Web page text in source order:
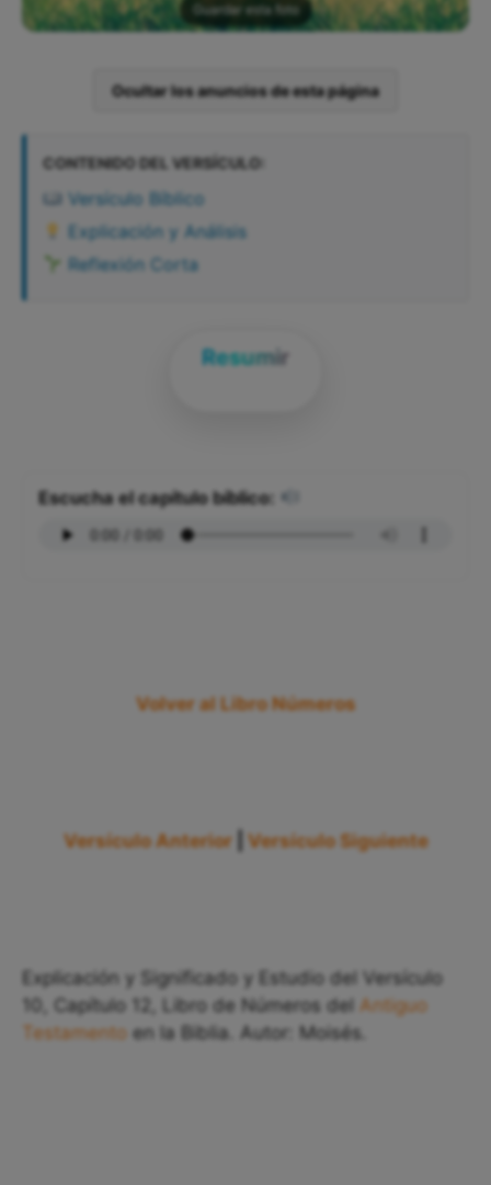
Guardar esta foto
Ocultar los anuncios de esta página
CONTENIDO DEL VERSÍCULO:
Versículo Bíblico
Explicación y Análisis
Reflexión Corta
Resumir
Escucha el capítulo bíblico:
Volver al Libro Números
Versículo Anterior Versículo Siguiente
Explicación y Significado y Estudio del Versículo
10, Capítulo 12, Libro de Números del Antiguo
Testamento en la Biblia. Autor: Moisés.